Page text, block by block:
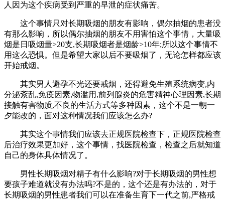
人因为这个疾病受到严重的早泄的症状痛苦。
这个事情只对长期吸烟的朋友有影响，偶尔抽烟的患者没
有那么影响，所以偶尔抽烟的朋友不用害怕这个事情，大量吸
烟是日吸烟量>20支,长期吸烟者是烟龄>10年;所以这个事情不
用这么恐惧。但是希望大家以后不要吸烟了，无论怎样都应该
开始戒烟。
其实男人避孕不光还要戒烟，还得避免生殖系统病变,内
分泌紊乱,免疫因素,物滥用,前列腺炎的危害精神心理因素,长期
接触有害物质,不良的生活方式等多种因素，这个不是一朝一
夕能改的，面对这种情况我们应该怎么办?
其实这个事情我们应该去正规医院检查下，正规医院检查
后治疗效果更加好，这个事情，找医院检查，检查之后就知道
自己的身体具体情况了。
男性长期吸烟对精子有什么影响?对于长期吸烟的男性想
要孩子难道就没有办法吗?不是的，这个还是有办法的，对于
长期吸烟的男性患者我们可以在准备生育下一代之前,严格戒